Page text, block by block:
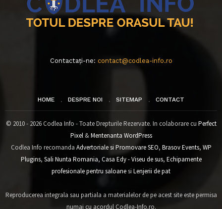
Contactați-ne: contact@codlea-info.ro
HOME DESPRE NOI SITEMAP CONTACT
© 2010 - 2026 Codlea Info - Toate Drepturile Rezervate. In colaborare cu Perfect
Pixel&Mentenanta WordPress
Codlea Info recomanda Advertoriale si Promovare SEO, Brasov Events, WP
Plugins, Sali Nunta Romania, Casa Edy - Viseu de sus, Echipamente
profesionale pentru saloanesi Lenjerii de pat
Reproducerea integrala sau partiala a materialelor de pe acest site este permisa
numai cu acordul Codlea-Info.ro.